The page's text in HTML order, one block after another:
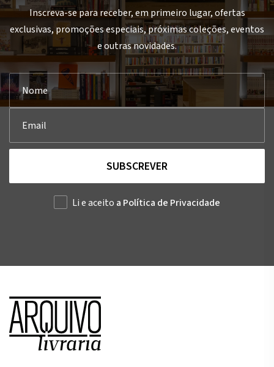
Inscreva-se para receber, em primeiro lugar, ofertas
exclusivas, promoções especiais, próximas coleções, eventos
e outras novidades.
SUBSCREVER
Li e aceito a Política de Privacidade